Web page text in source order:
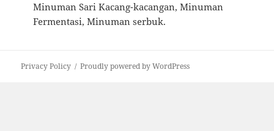
Minuman Sari Kacang-kacangan, Minuman
Fermentasi, Minuman serbuk.
Privacy Policy Proudly powered by WordPress